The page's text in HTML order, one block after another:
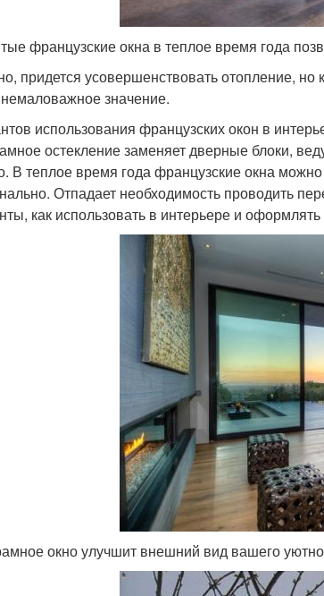
французские окна в теплое время года
придется усовершенствовать отопление,
значение.
использования французских окон в
остекление заменяет дверные блоки,
В теплое время года французские окна
Отпадает необходимость проводить
как использовать в интерьере и
окно улучшит внешний вид вашего